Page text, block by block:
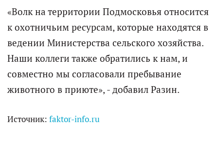
«Волк на территории Подмосковья относится
к охотничьим ресурсам, которые находятся в
ведении Министерства сельского хозяйства.
Наши коллеги также обратились к нам, и
совместно мы согласовали пребывание
животного в приюте», - добавил Разин.
Источник: faktor-info.ru